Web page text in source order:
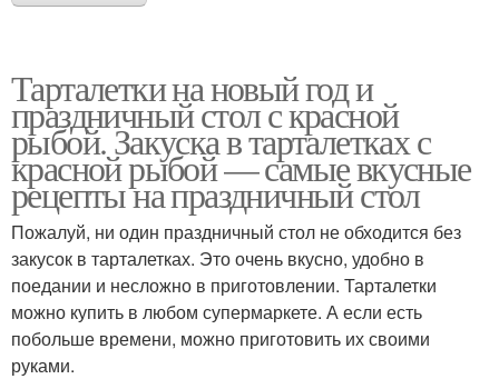
Тарталетки на новый год и
праздничный стол с красной
рыбой. Закуска в тарталетках с
красной рыбой — самые вкусные
рецепты на праздничный стол
Пожалуй, ни один праздничный стол не обходится без
закусок в тарталетках. Это очень вкусно, удобно в
поедании и несложно в приготовлении. Тарталетки
можно купить в любом супермаркете. А если есть
побольше времени, можно приготовить их своими
руками.